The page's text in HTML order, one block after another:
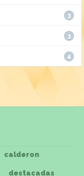
3
3
4
calderon
destacadas